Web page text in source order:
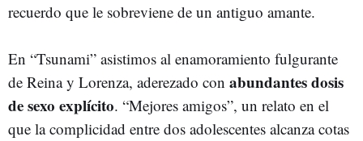
recuerdo que le sobreviene de un antiguo amante.
En “Tsunami” asistimos al enamoramiento fulgurante
de Reina y Lorenza, aderezado con abundantes dosis
de sexo explícito. “Mejores amigos”, un relato en el
que la complicidad entre dos adolescentes alcanza cotas